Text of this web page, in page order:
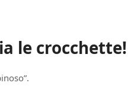
le crocchette!